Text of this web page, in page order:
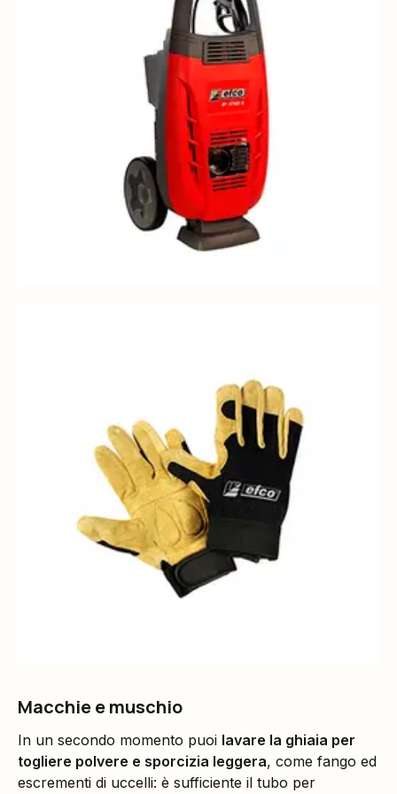
Macchie e muschio
In un secondo momento puoi lavare la ghiaia per
togliere polvere e sporcizia leggera, come fango ed
escrementi di uccelli: è sufficiente il tubo per